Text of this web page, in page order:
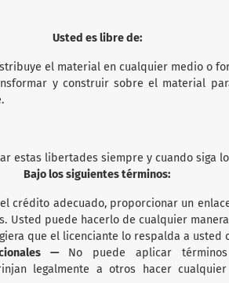
Usted es libre de:
el material en cualquier medio o
y construir sobre el material
estas libertades siempre y cuando siga
Bajo los siguientes términos:
crédito adecuado, proporcionar un
Usted puede hacerlo de cualquier
que el licenciante lo respalda a usted
— No puede aplicar
legalmente a otros hacer